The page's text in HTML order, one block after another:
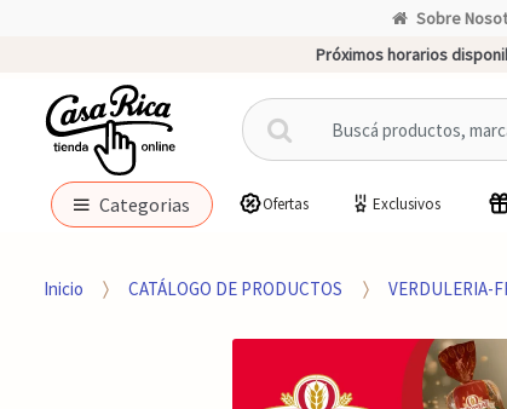
Sobre
Próximos horarios
B
u
c
p
r
Categorias Ofertas Exclusivos
Inicio CATÁLOGO DE PRODUCTOS VERDULERIA-